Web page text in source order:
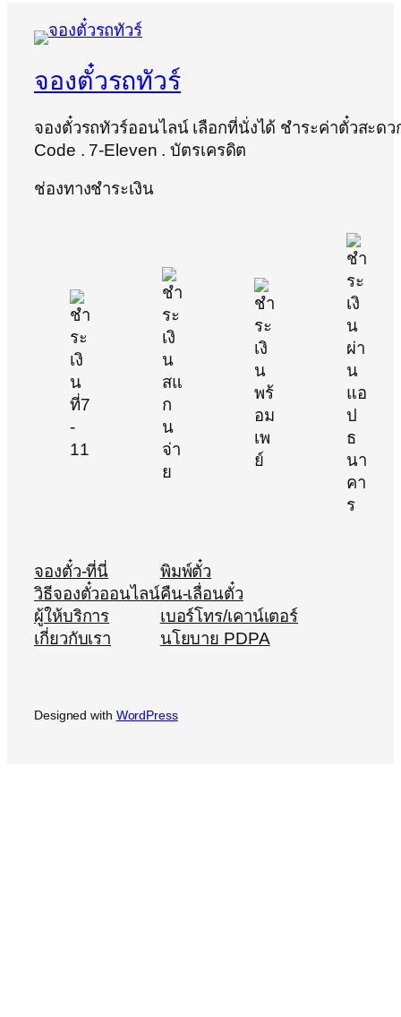
จองตั๋วรถทัวร์
จองตั๋วรถทัวร์ออนไลน์ เลือกที่นั่งได้ ชำระค่าตั๋วสะด
Code . 7-Eleven . บัตรเครดิต
ช่องทางชำระเงิน
จองตั๋ว-ที่นี่
วิธีจองตั๋วออนไลน์
ผู้ให้บริการ
เกี่ยวกับเรา
พิมพ์ตั๋ว
คืน-เลื่อนตั๋ว
เบอร์โทร/เคาน์เตอร์
นโยบาย PDPA
Designed with WordPress